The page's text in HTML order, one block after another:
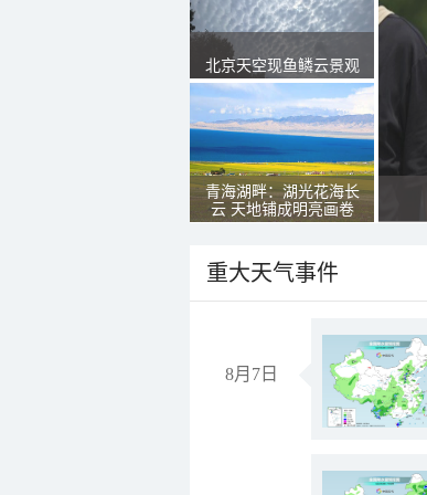
北京天空现鱼鳞云景观
青海湖畔：湖光花海长
云 天地铺成明亮画卷
重大天气事件
8月7日